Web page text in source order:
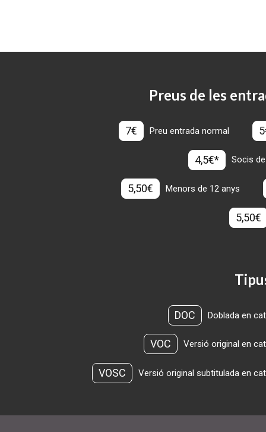
Preus de les
7€ Preu entrada normal
4,5€* Socis
5,50€ Menors de 12 anys
5,50€
DOC Doblada en
VOC Versió original en
VOSC Versió original subtitulada en